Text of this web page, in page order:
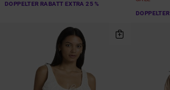
DOPPELTER RABATT EXTRA 25 %